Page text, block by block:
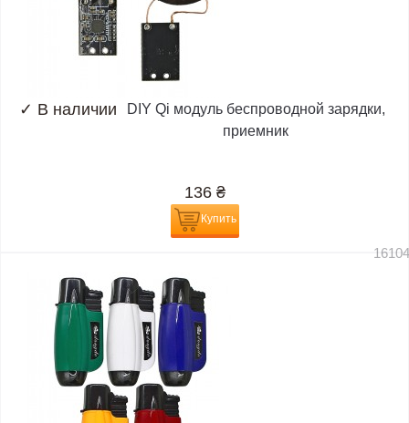
✓ В наличии
DIY Qi модуль беспроводной зарядки,
приемник
136 ₴
Купить